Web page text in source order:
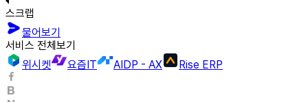
스크랩
물어보기
서비스 전체보기
위시켓
요즘IT AIDP - AX Rise ERP